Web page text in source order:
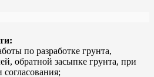
по разработке грунта,
обратной засыпке грунта, при